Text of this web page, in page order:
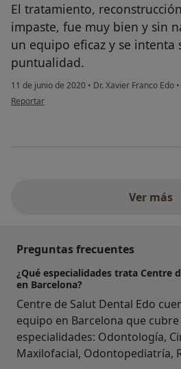
El tratamiento,
impaste, fue muy bien y sin
un equipo eficaz y se intenta
puntualidad.
11 de junio de 2020 • Dr. Xavier Franco Edo •
en opinión del usuario Stephanie Williams
Reportar
Ver más
Preguntas frecuentes
¿Qué especialidades trata Centre
en Barcelona?
Centre de Salut Dental Edo
equipo en Barcelona que
especialidades: Odontología,
Maxilofacial, Odontopediatría,